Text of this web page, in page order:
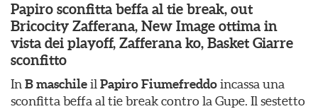
Papiro sconfitta beffa al tie break, out
Bricocity Zafferana, New Image ottima in
vista dei playoff, Zafferana ko, Basket Giarre
sconfitto
In B maschileil Papiro Fiumefreddoincassa una
sconfitta beffa al tie break contro la Gupe. Il sestetto